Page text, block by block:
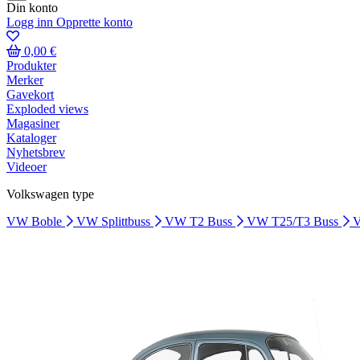
Din konto
Logg inn Opprette konto
0,00 €
Produkter
Merker
Gavekort
Exploded views
Magasiner
Kataloger
Nyhetsbrev
Videoer
Volkswagen type
VW Boble
VW Splittbuss VW T2 Buss VW T25/T3 Buss